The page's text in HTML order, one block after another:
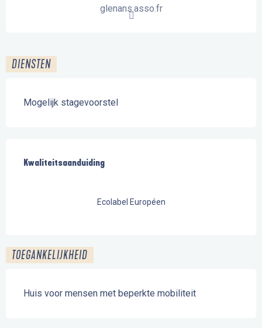
glenans.asso.fr
DIENSTEN
Mogelijk stagevoorstel
Kwaliteitsaanduiding
Kwaliteitsaanduiding
Ecolabel Européen
TOEGANKELIJKHEID
Huis voor mensen met beperkte mobiliteit